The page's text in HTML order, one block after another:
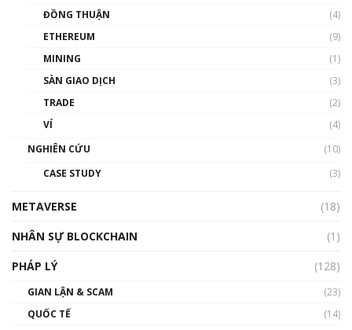
Phổ cập Blockchain
thống & Crypto qua các cuộc chiến | Phổ cập
01:32:59
gió ấm
ĐỒNG THUẬN
(4)
ETHEREUM
(9)
MINING
(1)
SÀN GIAO DỊCH
(3)
TRADE
(2)
VÍ
(4)
NGHIÊN CỨU
(10)
CASE STUDY
(3)
METAVERSE
(18)
NHÂN SỰ BLOCKCHAIN
(1)
PHÁP LÝ
(128)
GIAN LẬN & SCAM
(23)
QUỐC TẾ
(14)